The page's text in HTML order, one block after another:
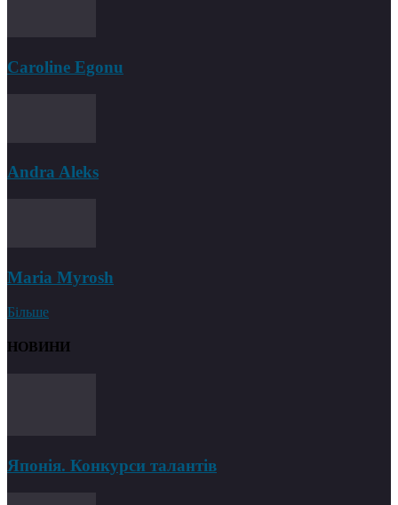
Caroline Egonu
Andra Aleks
Maria Myrosh
Більше
НОВИНИ
Японія. Конкурси талантів